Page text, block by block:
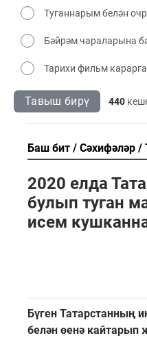
Туганнарым белән
Бәйрәм чараларына
Тарихи фильм
Тавыш бирү 440
Баш бит Сәхифәләр
2020 елда
булып туган
исем
Бүген Татарстанның
белән өенә кайтарып